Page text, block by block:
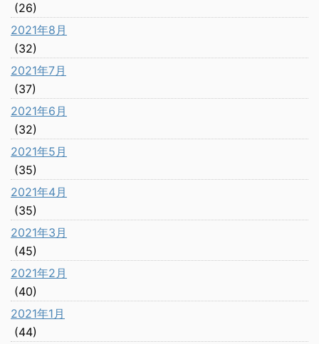
(26)
2021年8月
(32)
2021年7月
(37)
2021年6月
(32)
2021年5月
(35)
2021年4月
(35)
2021年3月
(45)
2021年2月
(40)
2021年1月
(44)